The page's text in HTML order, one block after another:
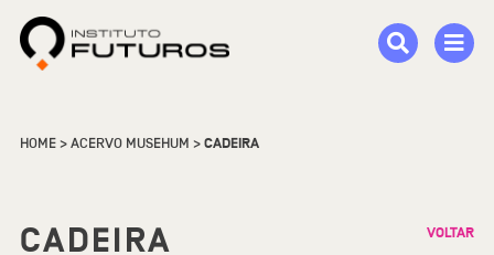
HOME>ACERVO MUSEHUM >CADEIRA
CADEIRA VOLTAR